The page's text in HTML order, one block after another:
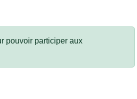
pouvoir participer aux